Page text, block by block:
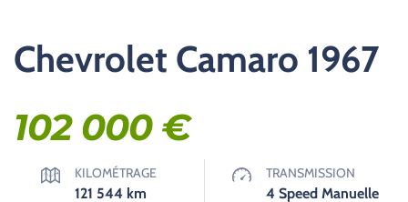
Chevrolet Camaro 1967
102 000€
KILOMÉTRAGE
121 544 km
TRANSMISSION
4 Speed Manuelle